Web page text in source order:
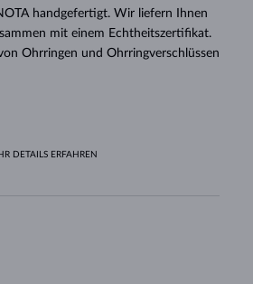
handgefertigt. Wir liefern Ihnen
mit einem Echtheitszertifikat.
Ohrringen und Ohrringverschlüssen
DETAILS ERFAHREN